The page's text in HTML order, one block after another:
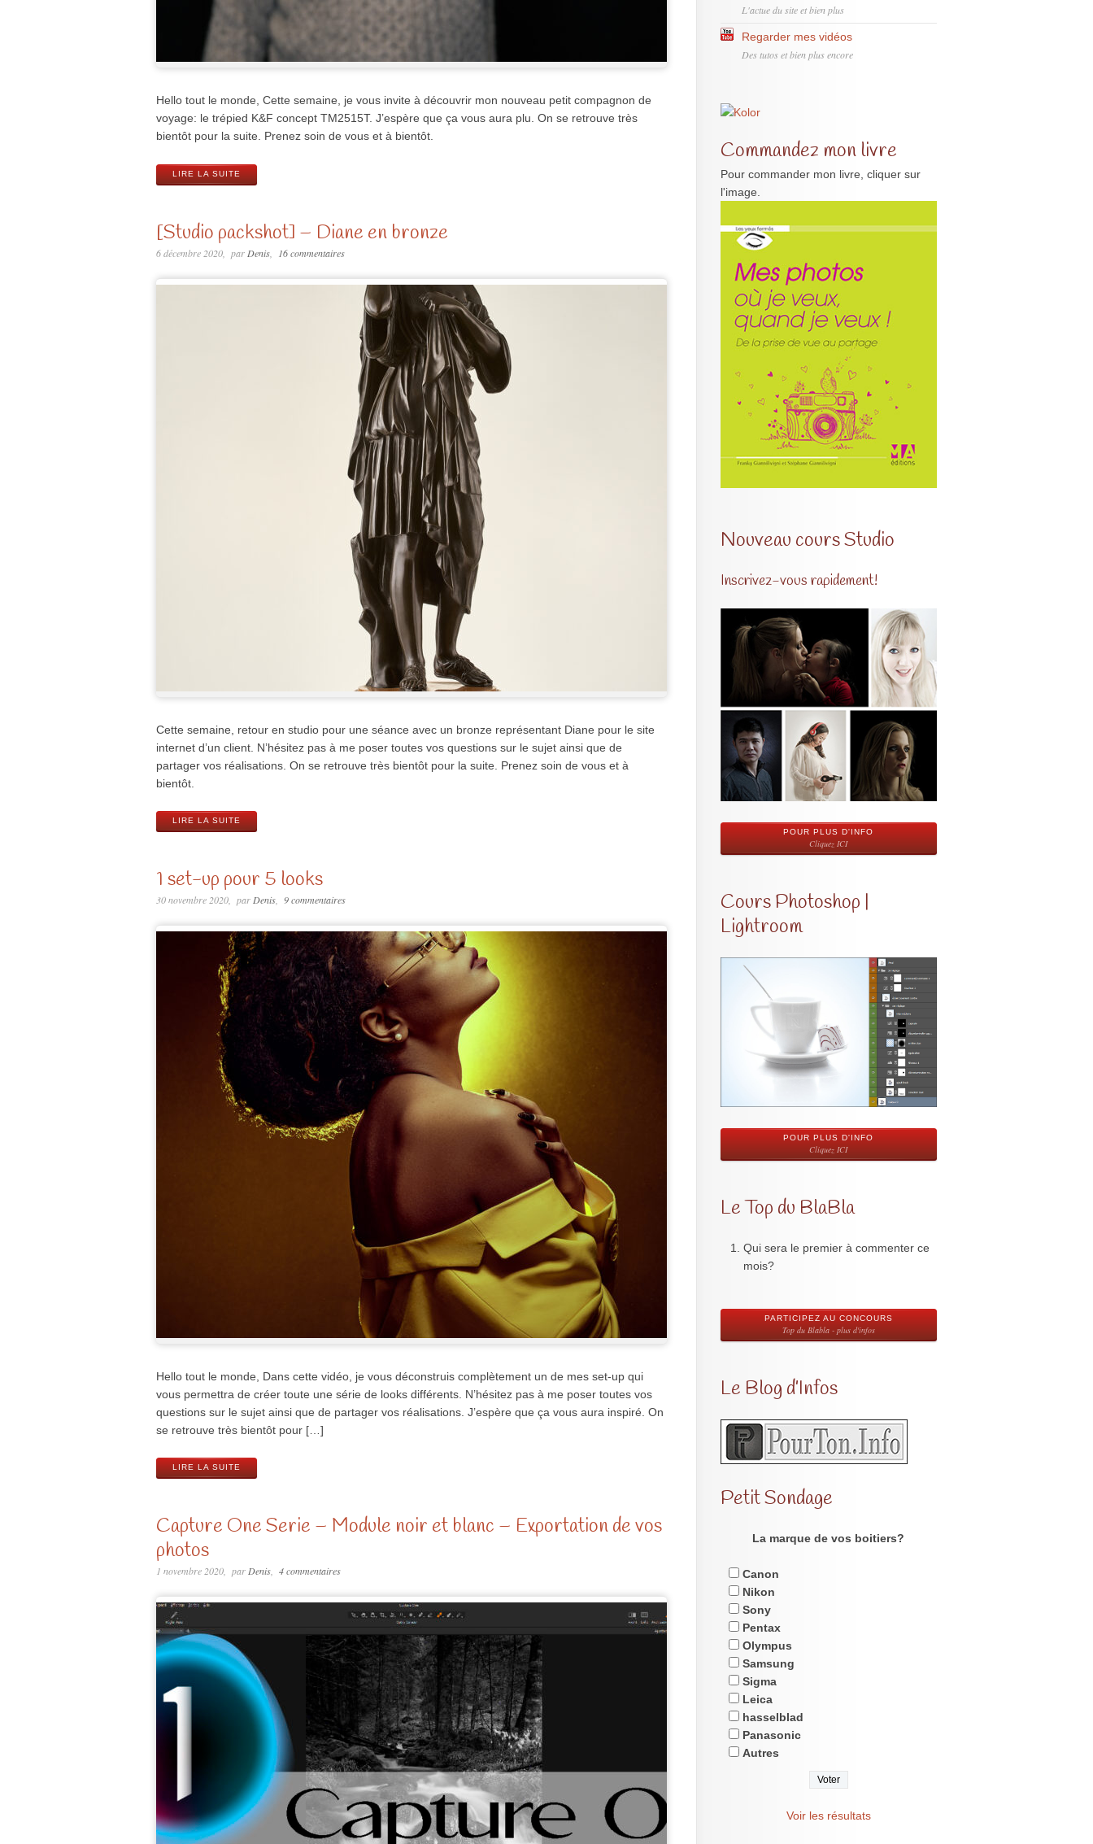
Hello tout le monde, Cette semaine, je vous invite à découvrir mon nouveau petit compagnon de
voyage: le trépied K&F concept TM2515T. J’espère que ça vous aura plu. On se retrouve très
bientôt pour la suite. Prenez soin de vous et à bientôt.
LIRE LA SUITE
[Studio packshot] – Diane en bronze
6 décembre 2020 par Denis 16 commentaires
Cette semaine, retour en studio pour une séance avec un bronze représentant Diane pour le site
internet d’un client. N’hésitez pas à me poser toutes vos questions sur le sujet ainsi que de
partager vos réalisations. On se retrouve très bientôt pour la suite. Prenez soin de vous et à
bientôt.
LIRE LA SUITE
1 set-up pour 5 looks
30 novembre 2020 par Denis 9 commentaires
Hello tout le monde, Dans cette vidéo, je vous déconstruis complètement un de mes set-up qui
vous permettra de créer toute une série de looks différents. N’hésitez pas à me poser toutes vos
questions sur le sujet ainsi que de partager vos réalisations. J’espère que ça vous aura inspiré. On
se retrouve très bientôt pour […]
LIRE LA SUITE
Capture One Serie – Module noir et blanc – Exportation de vos
photos
1 novembre 2020 parDenis 4 commentaires
L'actue du site et bien plus
Regarder mes vidéos
Des tutos et bien plus encore
Commandez mon livre
Pour commander mon livre, cliquer sur
l'image.
Nouveau cours Studio
Inscrivez-vous rapidement!
POUR PLUS D'INFO
Cliquez ICI
Cours Photoshop |
Lightroom
POUR PLUS D'INFO
Cliquez ICI
Le Top du BlaBla
Qui sera le premier à commenter ce
mois?
PARTICIPEZ AU CONCOURS
Top du Blabla - plus d'infos
Le Blog d’Infos
Petit Sondage
La marque de vos boitiers?
Canon
Nikon
Sony
Pentax
Olympus
Samsung
Sigma
Leica
hasselblad
Panasonic
Autres
Voir les résultats